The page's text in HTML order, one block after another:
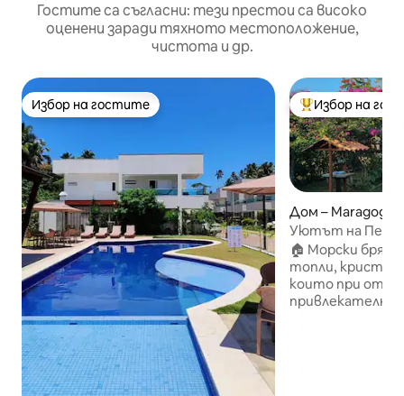
Гостите са съгласни: тези престои са високо
оценени заради тяхното местоположение,
чистота и др.
Избор на гостите
Избор на гостите Най-популярен
Избор на
Дом – Maragogi
Уютът на
Безплатна
🏠 Морски бряг
топли,
които при
привлекателни